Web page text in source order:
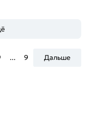
... 9 Дальше